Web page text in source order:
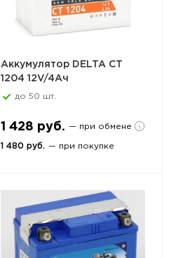
Аккумулятор DELTA CT
1204 12V/4Ач
до 50 шт.
1 428 руб. — при обмене
1 480 руб. — при покупке